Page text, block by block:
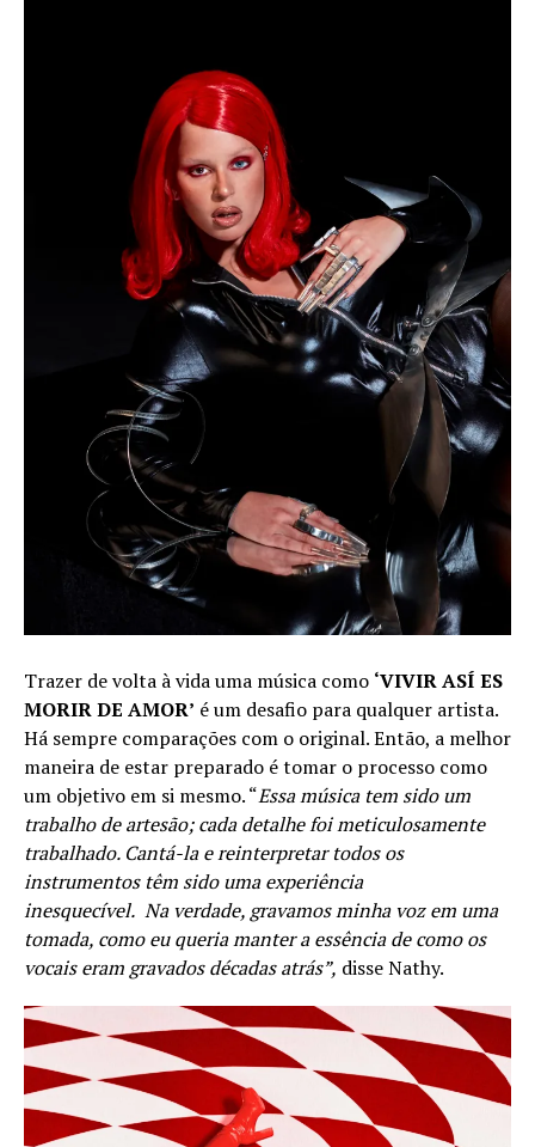
Trazer de volta à vida uma música como ‘VIVIR ASÍ ES
MORIR DE AMOR’ é um desafio para qualquer artista.
Há sempre comparações com o original. Então, a melhor
maneira de estar preparado é tomar o processo como
um objetivo em si mesmo. “Essa música tem sido um
trabalho de artesão; cada detalhe foi meticulosamente
trabalhado. Cantá-la e reinterpretar todos os
instrumentos têm sido uma experiência
inesquecível. Na verdade, gravamos minha voz em uma
tomada, como eu queria manter a essência de como os
vocais eram gravados décadas atrás”, disse Nathy.